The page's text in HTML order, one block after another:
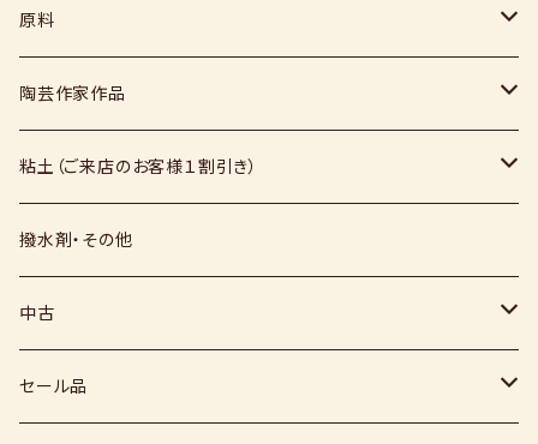
コテ
スポンジ
絵具
上絵具
下絵具
その他
粉末
液体
福島釉薬
原料
媒溶剤・調整剤等
長石
硅石
その他（土・泥等）
顔料
陶芸作家作品
上野焼
薪窯（高鶴淳一先生）
堀田窯
小石原焼
鶴見窯
秀山窯
高取焼
鬼丸雪山窯
福岡県：窯元・陶芸作家
粘土（ご来店のお客様１割引き）
信楽白土
信楽赤土
梅崎粘土
撥水剤・その他
中古
窯
セール品